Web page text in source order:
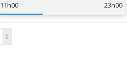
11h00
23h00